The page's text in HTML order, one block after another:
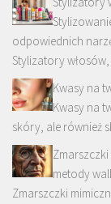
odpowiednich
Stylizatory
Kwasy na
Kwasy na
skóry, ale również
metody
Zmarszczki